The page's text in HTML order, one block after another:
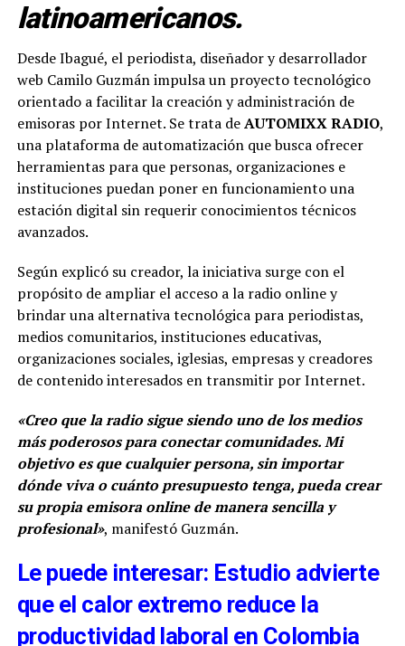
latinoamericanos.
Desde Ibagué, el periodista, diseñador y desarrollador
web Camilo Guzmán impulsa un proyecto tecnológico
orientado a facilitar la creación y administración de
emisoras por Internet. Se trata deAUTOMIXX RADIO,
una plataforma de automatización que busca ofrecer
herramientas para que personas, organizaciones e
instituciones puedan poner en funcionamiento una
estación digital sin requerir conocimientos técnicos
avanzados.
Según explicó su creador, la iniciativa surge con el
propósito de ampliar el acceso a la radio online y
brindar una alternativa tecnológica para periodistas,
medios comunitarios, instituciones educativas,
organizaciones sociales, iglesias, empresas y creadores
de contenido interesados en transmitir por Internet.
«Creo que la radio sigue siendo uno de los medios
más poderosos para conectar comunidades. Mi
objetivo es que cualquier persona, sin importar
dónde viva o cuánto presupuesto tenga, pueda crear
su propia emisora online de manera sencilla y
profesional», manifestó Guzmán.
Le puede interesar: Estudio advierte
que el calor extremo reduce la
productividad laboral en Colombia